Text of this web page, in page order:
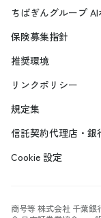
ちばぎんグループ
保険募集指針
推奨環境
リンクポリシー
規定集
信託契約代理店・銀
Cookie 設定
商号等 株式会社 千葉